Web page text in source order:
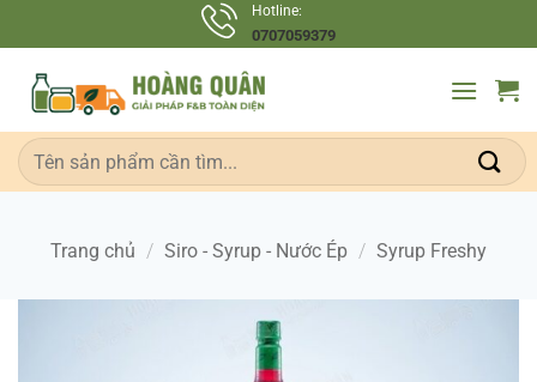
qua
dung
Hotline:
0707059379
Tìm
kiếm:
Trang chủ / Siro - Syrup - Nước Ép / Syrup Freshy